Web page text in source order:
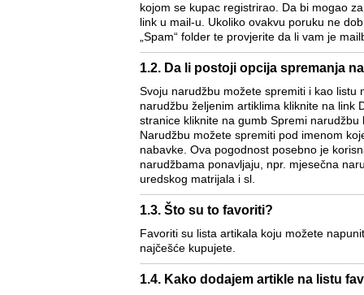
kojom se kupac registrirao. Da bi mogao
link u mail-u. Ukoliko ovakvu poruku ne
„Spam“ folder te provjerite da li vam je
1.2. Da li postoji opcija spremanja
Svoju narudžbu možete spremiti i kao listu
narudžbu željenim artiklima kliknite na link
stranice kliknite na gumb Spremi
Narudžbu možete spremiti pod imenom
nabavke. Ova pogodnost posebno je
narudžbama ponavljaju, npr. mjesečna
uredskog matrijala i sl.
1.3. Što su to favoriti?
Favoriti su lista artikala koju možete
najčešće kupujete.
1.4. Kako dodajem artikle na listu